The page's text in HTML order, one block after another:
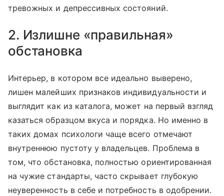
тревожных и депрессивных состояний.
2. Излишне «правильная»
обстановка
Интерьер, в котором все идеально выверено,
лишен малейших признаков индивидуальности и
выглядит как из каталога, может на первый взгляд
казаться образцом вкуса и порядка. Но именно в
таких домах психологи чаще всего отмечают
внутреннюю пустоту у владельцев. Проблема в
том, что обстановка, полностью ориентированная
на чужие стандарты, часто скрывает глубокую
неуверенность в себе и потребность в одобрении.